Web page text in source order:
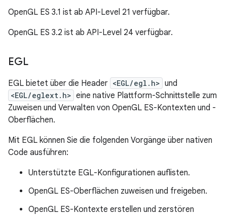
OpenGL ES 3.1 ist ab API-Level 21 verfügbar.
OpenGL ES 3.2 ist ab API-Level 24 verfügbar.
EGL
EGL bietet über die Header <EGL/egl.h> und
<EGL/eglext.h> eine native Plattform-Schnittstelle zum
Zuweisen und Verwalten von OpenGL ES-Kontexten und -
Oberflächen.
Mit EGL können Sie die folgenden Vorgänge über nativen
Code ausführen:
Unterstützte EGL-Konfigurationen auflisten.
OpenGL ES-Oberflächen zuweisen und freigeben.
OpenGL ES-Kontexte erstellen und zerstören